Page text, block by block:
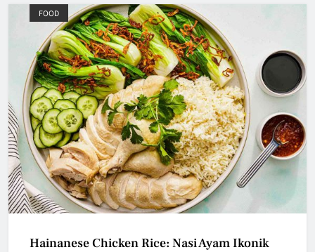
FOOD
Hainanese Chicken Rice: Nasi Ayam Ikonik